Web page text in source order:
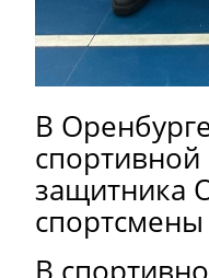
В
защитника
В